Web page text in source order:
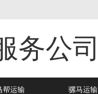
务公司
帮运输 骡马运输